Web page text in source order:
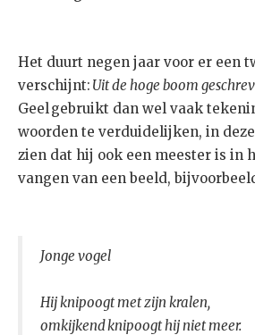
Het duurt negen jaar voor er een
verschijnt: Uit de hoge boom
Geel gebruikt dan wel vaak
woorden te verduidelijken, in
zien dat hij ook een meester is in
vangen van een beeld,
Jonge vogel
Hij knipoogt met zijn kralen,
omkijkend knipoogt hij niet meer.